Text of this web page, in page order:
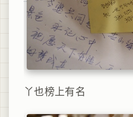
丫也榜上有名